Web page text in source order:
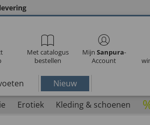
Met catalogus
bestellen
Mijn Sanpura-
Account
Nieuw
Erotiek Kleding & schoenen